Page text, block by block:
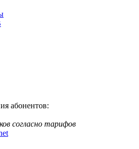
абонентов:
согласно тарифов